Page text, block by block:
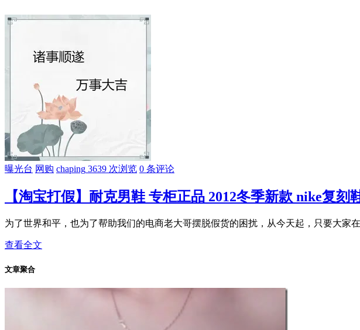
曝光台 网购 chaping 3639 次浏览 0 条评论
【淘宝打假】耐克男鞋 专柜正品 2012冬季新款 nike复刻
为了世界和平，也为了帮助我们的电商老大哥摆脱假货的困扰，从今天起，只要大家
查看全文
文章聚合